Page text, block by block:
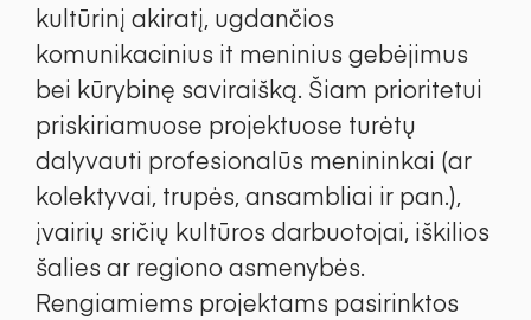
kultūrinį akiratį, ugdančios
komunikacinius it meninius gebėjimus
bei kūrybinę saviraišką. Šiam prioritetui
priskiriamuose projektuose turėtų
dalyvauti profesionalūs menininkai (ar
kolektyvai, trupės, ansambliai ir pan.),
įvairių sričių kultūros darbuotojai, iškilios
šalies ar regiono asmenybės.
Rengiamiems projektams pasirinktos